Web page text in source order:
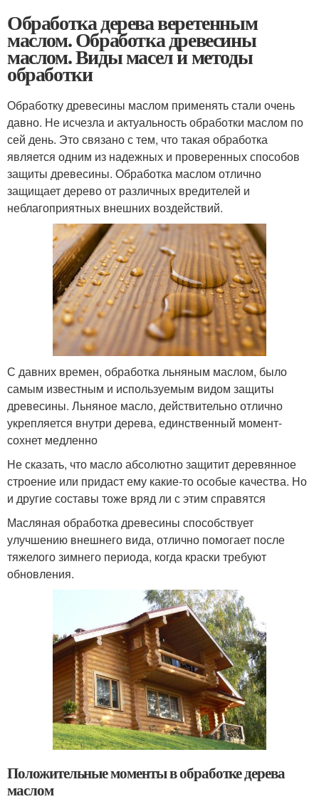
Обработка дерева веретенным
маслом. Обработка древесины
маслом. Виды масел и методы
обработки
Обработку древесины маслом применять стали очень
давно. Не исчезла и актуальность обработки маслом по
сей день. Это связано с тем, что такая обработка
является одним из надежных и проверенных способов
защиты древесины. Обработка маслом отлично
защищает дерево от различных вредителей и
неблагоприятных внешних воздействий.
С давних времен, обработка льняным маслом, было
самым известным и используемым видом защиты
древесины. Льняное масло, действительно отлично
укрепляется внутри дерева, единственный момент-
сохнет медленно
Не сказать, что масло абсолютно защитит деревянное
строение или придаст ему какие-то особые качества. Но
и другие составы тоже вряд ли с этим справятся
Масляная обработка древесины способствует
улучшению внешнего вида, отлично помогает после
тяжелого зимнего периода, когда краски требуют
обновления.
Положительные моменты в обработке дерева
маслом